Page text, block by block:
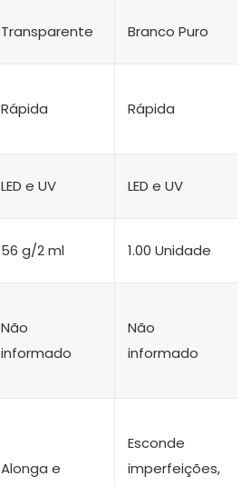
Transparente Branco Puro
Rápida Rápida
LED e UV LED e UV
56 g/2 ml 1.00 Unidade
Não
informado
Não
informado
Alonga e
Esconde
imperfeições,